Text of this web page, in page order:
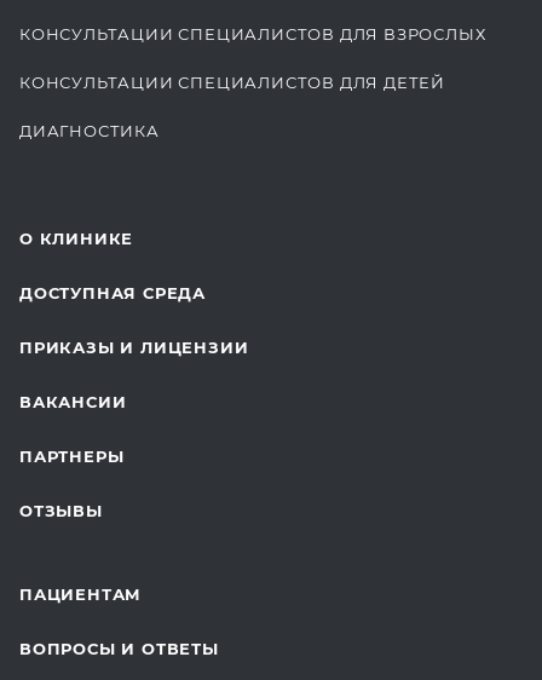
КОНСУЛЬТАЦИИ СПЕЦИАЛИСТОВ ДЛЯ ВЗРОСЛЫХ
КОНСУЛЬТАЦИИ СПЕЦИАЛИСТОВ ДЛЯ ДЕТЕЙ
ДИАГНОСТИКА
ЛАБОРАТОРНЫЕ ИССЛЕДОВАНИЯ
О КЛИНИКЕ
ДОСТУПНАЯ СРЕДА
ПРИКАЗЫ И ЛИЦЕНЗИИ
ВАКАНСИИ
ПАРТНЕРЫ
ОТЗЫВЫ
ПАЦИЕНТАМ
ВОПРОСЫ И ОТВЕТЫ